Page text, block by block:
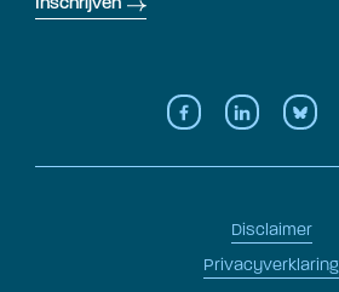
Inschrijven
Disclaimer
Privacyverklaring